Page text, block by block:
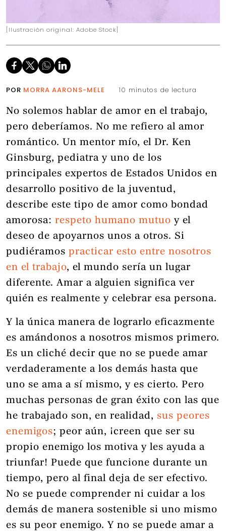
[Ilustración original: Adobe Stock]
POR MORRA AARONS-MELE 10 minutos de lectura
No solemos hablar de amor en el trabajo,
pero deberíamos. No me refiero al amor
romántico. Un mentor mío, el Dr. Ken
Ginsburg, pediatra y uno de los
principales expertos de Estados Unidos en
desarrollo positivo de la juventud,
describe este tipo de amor como bondad
amorosa: respeto humano mutuo y el
deseo de apoyarnos unos a otros. Si
pudiéramos practicar esto entre nosotros
en el trabajo, el mundo sería un lugar
diferente. Amar a alguien significa ver
quién es realmente y celebrar esa persona.
Y la única manera de lograrlo eficazmente
es amándonos a nosotros mismos primero.
Es un cliché decir que no se puede amar
verdaderamente a los demás hasta que
uno se ama a sí mismo, y es cierto. Pero
muchas personas de gran éxito con las que
he trabajado son, en realidad, sus peores
enemigos; peor aún, ¡creen que ser su
propio enemigo los motiva y les ayuda a
triunfar! Puede que funcione durante un
tiempo, pero al final deja de ser efectivo.
No se puede comprender ni cuidar a los
demás de manera sostenible si uno mismo
es su peor enemigo. Y no se puede amar a